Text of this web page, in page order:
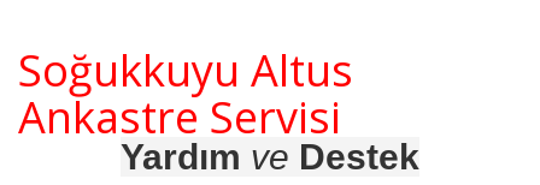
Soğukkuyu Altus
Ankastre Servisi
Yardım ve Destek